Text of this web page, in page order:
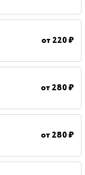
от 220 ₽
от 280 ₽
от 280 ₽